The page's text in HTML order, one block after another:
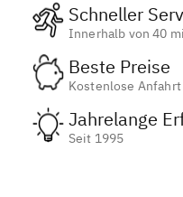
Schneller
Innerhalb von 40
Beste Preise
Kostenlose Anfahrt
Jahrelange
Seit 1995